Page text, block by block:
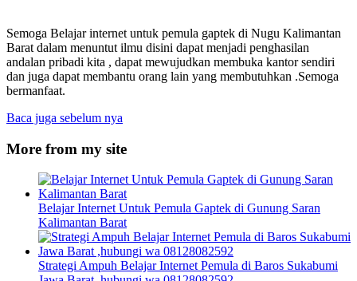
Semoga Belajar internet untuk pemula gaptek di Nugu Kalimantan
Barat dalam menuntut ilmu disini dapat menjadi penghasilan
andalan pribadi kita , dapat mewujudkan membuka kantor sendiri
dan juga dapat membantu orang lain yang membutuhkan .Semoga
bermanfaat.
Baca juga sebelum nya
More from my site
Belajar Internet Untuk Pemula Gaptek di Gunung Saran
Kalimantan Barat
Strategi Ampuh Belajar Internet Pemula di Baros Sukabumi